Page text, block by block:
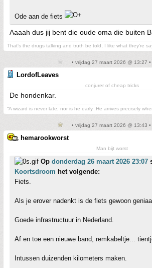
Ode aan de fiets
Aaaah dus jij bent die oude oma die buiten
That's the drugs talking and truth be told, I like what they're
• vrijdag 27 maart 2026 @ 13:27 •
LordofLeaves
conjurer of cheap tricks
De hondenkar.
“A wizard is never late, nor is he early .He arrives precisely
• vrijdag 27 maart 2026 @ 13:43 •
hemarookworst
Man bijt worst
Op donderdag 26 maart 2026 23:07
Koortsdroom het volgende:
Fiets.
Als je erover nadenkt is de fiets gewoon
Goede infrastructuur in Nederland.
Af en toe een nieuwe band, remkabeltje...
Intussen duizenden kilometers maken.